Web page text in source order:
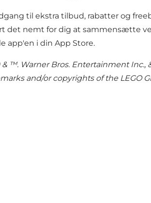
til ekstra tilbud, rabatter og
det nemt for dig at sammensætte
app'en i din App Store.
™. Warner Bros. Entertainment
and/or copyrights of the LEGO